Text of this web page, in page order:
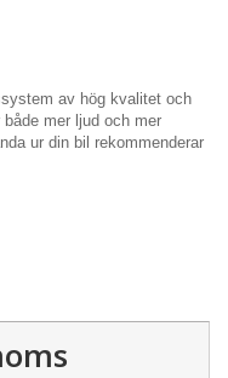
av hög kvalitet och
mer ljud och mer
ur din bil rekommenderar